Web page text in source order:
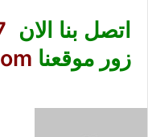
اتصل بنا الان
زور موقعنا